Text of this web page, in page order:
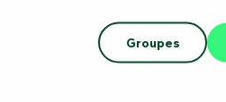
Groupes